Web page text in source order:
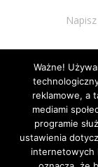
Ważne!
reklamowe, a
mediami
programie
ustawienia
internetowych